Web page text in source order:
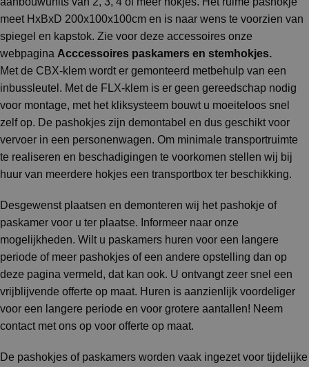
meet HxBxD 200x100x100cm en is naar wens te voorzien van
spiegel en kapstok. Zie voor deze accessoires onze
webpagina Acccessoires paskamers en stemhokjes.
Met de CBX-klem wordt er gemonteerd metbehulp van een
inbussleutel. Met de FLX-klem is er geen gereedschap nodig
voor montage, met het kliksysteem bouwt u moeiteloos snel
zelf op. De pashokjes zijn demontabel en dus geschikt voor
vervoer in een personenwagen. Om minimale transportruimte
te realiseren en beschadigingen te voorkomen stellen wij bij
huur van meerdere hokjes een transportbox ter beschikking.
Desgewenst plaatsen en demonteren wij het pashokje of
paskamer voor u ter plaatse. Informeer naar onze
mogelijkheden. Wilt u paskamers huren voor een langere
periode of meer pashokjes of een andere opstelling dan op
deze pagina vermeld, dat kan ook. U ontvangt zeer snel een
vrijblijvende offerte op maat. Huren is aanzienlijk voordeliger
voor een langere periode en voor grotere aantallen! Neem
contact met ons op voor offerte op maat.
De pashokjes of paskamers worden vaak ingezet voor tijdelijke